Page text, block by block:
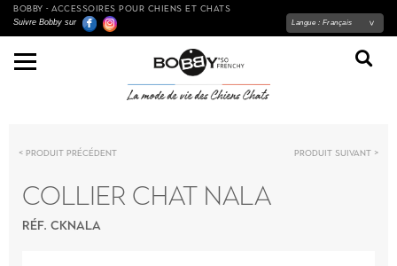
BOBBY - ACCESSOIRES POUR CHIENS ET CHATS
Suivre Bobby sur Langue : Français
Produit précédent Produit suivant
COLLIER CHAT NALA
RÉF. CKNALA